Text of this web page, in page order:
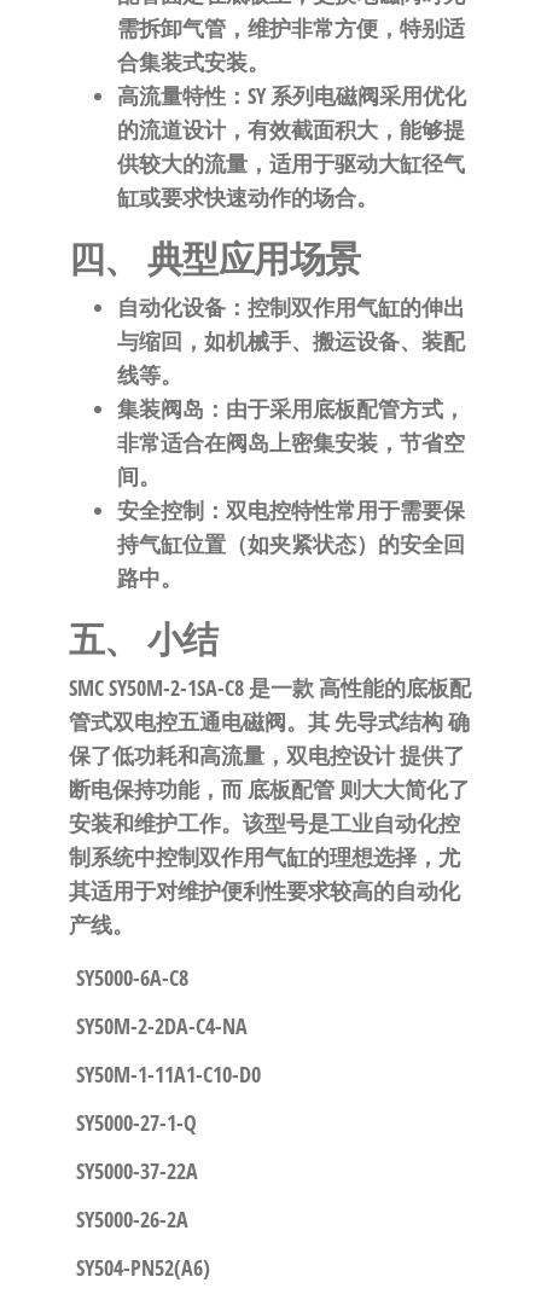
需拆卸气管，维护非常方便，特别适
合集装式安装。
高流量特性：SY 系列电磁阀采用优化
的流道设计，有效截面积大，能够提
供较大的流量，适用于驱动大缸径气
缸或要求快速动作的场合。
四、 典型应用场景
自动化设备：控制双作用气缸的伸出
与缩回，如机械手、搬运设备、装配
线等。
集装阀岛 ：由于采用底板配管方式，
非常适合在阀岛上密集安装，节省空
间。
安全控制 ：双电控特性常用于需要保
持气缸位置（如夹紧状态）的安全回
路中。
五、 小结
SMC SY50M-2-1SA-C8​ 是一款高性能的底板配
管式双电控五通电磁阀。其 先导式结构​ 确
保了低功耗和高流量， 双电控设计​ 提供了
断电保持功能，而 底板配管​ 则大大简化了
安装和维护工作。该型号是工业自动化控
制系统中控制双作用气缸的理想选择，尤
其适用于对维护便利性要求较高的自动化
产线。
SY5000-6A-C8
SY50M-2-2DA-C4-NA
SY50M-1-11A1-C10-D0
SY5000-27-1-Q
SY5000-37-22A
SY5000-26-2A
SY504-PN52(A6)